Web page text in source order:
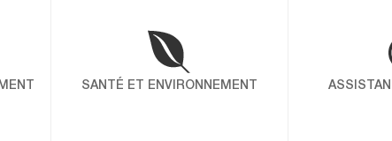
pour les professionnels du bâtiment. Apprécié pour sa
la qualité de sa finition, il est devenu un produit de
exigeants. À l’occasion de son quinzième anniversaire,
SANTÉ ET ENVIRONNEMENT